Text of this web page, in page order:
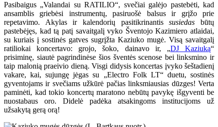
Pasibaigus „Valandai su RATILIO“, svečiai galėjo pastebėti, kad
ansamblis griebėsi instrumentų, pasiruošė balsus ir grįžo prie
repetavimo. Akylas ir kalendorių pasitikrinantissusiedasbūtų
pastebėjęs, kad tą patį savaitgalį vyko Šventojo Kazimiero atlaidai,
su kuriais į sostinės gatves sugrįžta Kaziuko mugė. Visą savaitgalį
ratiliokai koncertavo: grojo, šoko, dainavo ir, „DJ Kaziuką“
prisiminę, siautė pagrindinėse šios šventės scenose bei linksmino ir
taip malonią praeivio dieną. Visgi didysis koncertas įvyko šeštadienį
vakare, kai, sujungę jėgas su „Electro Folk LT“ duetu, sostinės
gyventojams ir svečiams užkūrė pačias linksmiausias dūzges! Verta
paminėti, kad tokio koncertų maratono nebūtų pavykę išgyventi be
nuostabaus oro. Didelė padėka atsakingoms institucijoms už
užsakytą gerą orą!